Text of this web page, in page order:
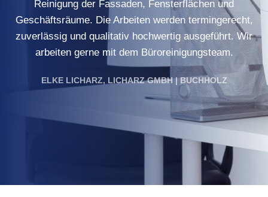
Reinigung der Fassaden, Fensterflächen und
Geschäftsräume. Die Arbeiten werden termingerecht,
zuverlässig und qualitativ hochwertig ausgeführt. Wir
arbeiten gerne mit dem Büroreinigungsteam.
ELKE LICHARZ, LICHARZ GMBH | BUCHHOLZ